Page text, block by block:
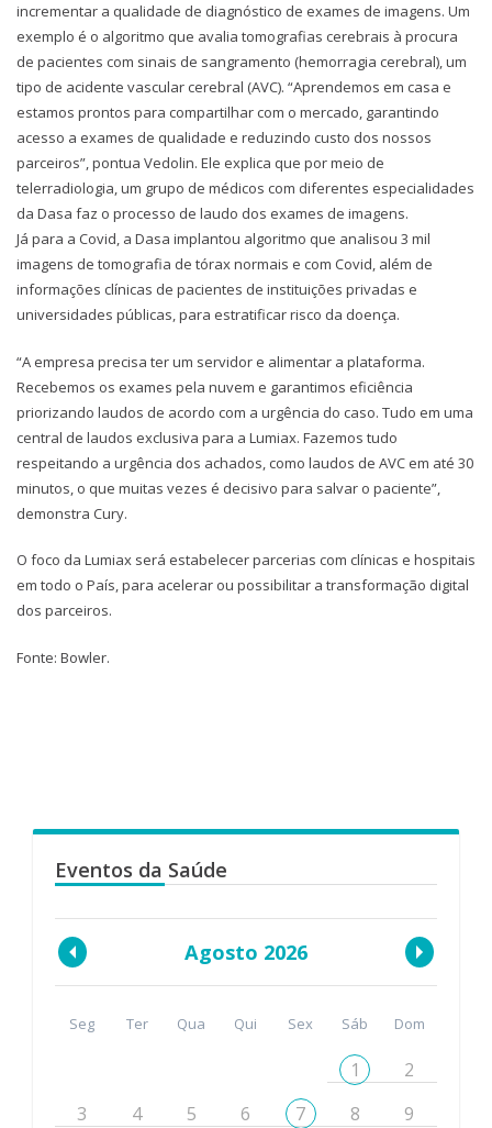
incrementar a qualidade de diagnóstico de exames de imagens. Um
exemplo é o algoritmo que avalia tomografias cerebrais à procura
de pacientes com sinais de sangramento (hemorragia cerebral), um
tipo de acidente vascular cerebral (AVC). “Aprendemos em casa e
estamos prontos para compartilhar com o mercado, garantindo
acesso a exames de qualidade e reduzindo custo dos nossos
parceiros”, pontua Vedolin. Ele explica que por meio de
telerradiologia, um grupo de médicos com diferentes especialidades
da Dasa faz o processo de laudo dos exames de imagens.
Já para a Covid, a Dasa implantou algoritmo que analisou 3 mil
imagens de tomografia de tórax normais e com Covid, além de
informações clínicas de pacientes de instituições privadas e
universidades públicas, para estratificar risco da doença.
“A empresa precisa ter um servidor e alimentar a plataforma.
Recebemos os exames pela nuvem e garantimos eficiência
priorizando laudos de acordo com a urgência do caso. Tudo em uma
central de laudos exclusiva para a Lumiax. Fazemos tudo
respeitando a urgência dos achados, como laudos de AVC em até 30
minutos, o que muitas vezes é decisivo para salvar o paciente”,
demonstra Cury.
O foco da Lumiax será estabelecer parcerias com clínicas e hospitais
em todo o País, para acelerar ou possibilitar a transformação digital
dos parceiros.
Fonte: Bowler.
Eventos da Saúde
Agosto 2026
Seg Ter Qua Qui Sex Sáb Dom
1
2
3
4 5 6 7 8
9